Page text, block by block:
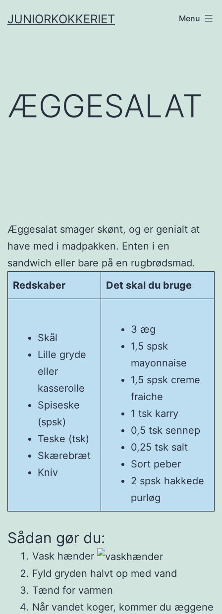
tilJUNIORKOKKERIET Menu
ÆGGESALAT
Æggesalat smager skønt, og er genialt at
have med i madpakken. Enten i en
sandwich eller bare på en rugbrødsmad.
Redskaber
Det skal du bruge
Skål
Lille gryde
eller
kasserolle
Spiseske
(spsk)
Teske (tsk)
Skærebræt
Kniv
3 æg
1,5 spsk
mayonnaise
1,5 spsk creme
fraiche
1 tsk karry
0,5 tsk sennep
0,25 tsk salt
Sort peber
2 spsk hakkede
purløg
Sådan gør du:
Vask hænder
Fyld gryden halvt op med vand
Tænd for varmen
Når vandet koger, kommer du æggene